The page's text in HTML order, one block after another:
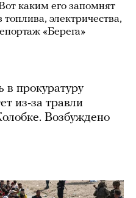
каким его запомнят
электричества,
«Берега»
в прокуратуру
из-за травли
Возбуждено